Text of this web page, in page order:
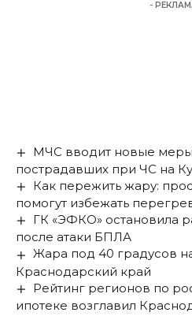
-
МЧС вводит новые
пострадавших при ЧС на
Как пережить жару:
помогут избежать
ГК «ЭФКО» остановила
после атаки БПЛА
Жара под 40 градусов
Краснодарский край
Рейтинг регионов по
ипотеке возглавил